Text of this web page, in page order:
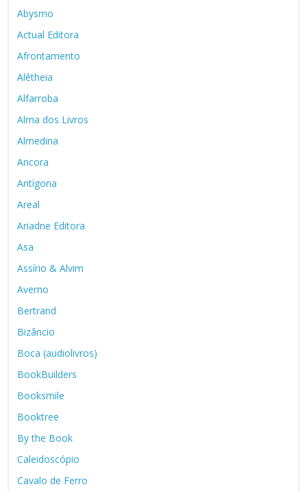
Abysmo
Actual Editora
Afrontamento
Alêtheia
Alfarroba
Alma dos Livros
Almedina
Ancora
Antígona
Areal
Ariadne Editora
Asa
Assírio & Alvim
Averno
Bertrand
Bizâncio
Boca (audiolivros)
BookBuilders
Booksmile
Booktree
By the Book
Caleidoscópio
Cavalo de Ferro